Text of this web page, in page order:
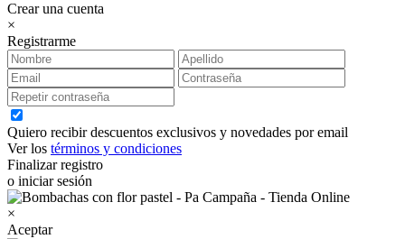
Crear una cuenta
×
Registrarme
Quiero recibir descuentos exclusivos y novedades por email
Ver los términos y condiciones
Finalizar registro
o iniciar sesión
×
Aceptar